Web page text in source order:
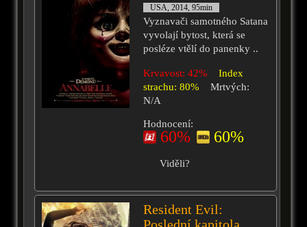
USA, 2014, 95min
Vyznavači samotného Satana
vyvolají bytost, která se
posléze vtělí do panenky ..
Krvavost: 42%
Index
strachu: 80%
Mrtvých:
N/A
Hodnocení:
60% 60%
Viděli?
Resident Evil: